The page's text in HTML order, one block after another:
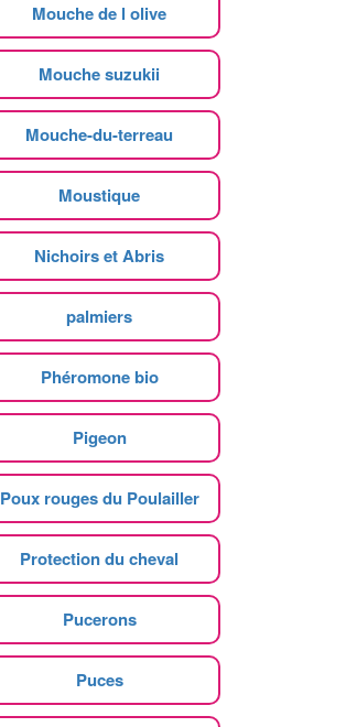
Mouche de l olive
Mouche suzukii
Mouche-du-terreau
Moustique
Nichoirs et Abris
palmiers
Phéromone bio
Pigeon
Poux rouges du Poulailler
Protection du cheval
Pucerons
Puces